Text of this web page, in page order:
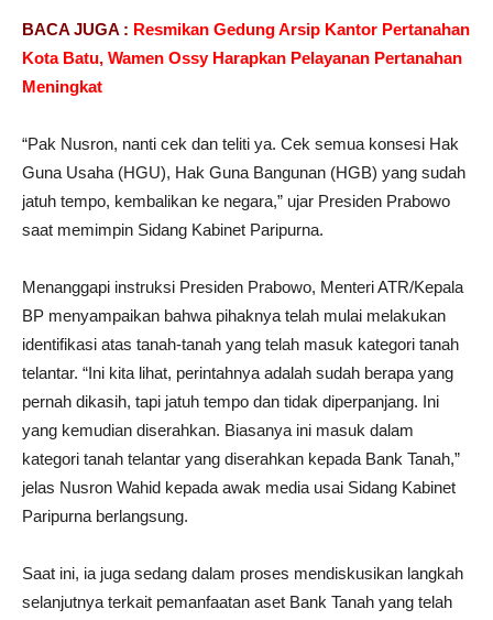
BACA JUGA : Resmikan Gedung Arsip Kantor Pertanahan
Kota Batu, Wamen Ossy Harapkan Pelayanan Pertanahan
Meningkat
“Pak Nusron, nanti cek dan teliti ya. Cek semua konsesi Hak
Guna Usaha (HGU), Hak Guna Bangunan (HGB) yang sudah
jatuh tempo, kembalikan ke negara,” ujar Presiden Prabowo
saat memimpin Sidang Kabinet Paripurna.
Menanggapi instruksi Presiden Prabowo, Menteri ATR/Kepala
BP menyampaikan bahwa pihaknya telah mulai melakukan
identifikasi atas tanah-tanah yang telah masuk kategori tanah
telantar. “Ini kita lihat, perintahnya adalah sudah berapa yang
pernah dikasih, tapi jatuh tempo dan tidak diperpanjang. Ini
yang kemudian diserahkan. Biasanya ini masuk dalam
kategori tanah telantar yang diserahkan kepada Bank Tanah,”
jelas Nusron Wahid kepada awak media usai Sidang Kabinet
Paripurna berlangsung.
Saat ini, ia juga sedang dalam proses mendiskusikan langkah
selanjutnya terkait pemanfaatan aset Bank Tanah yang telah